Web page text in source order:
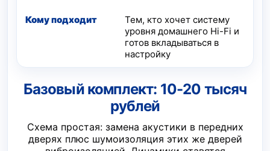
Тем, кто хочет систему
уровня домашнего Hi-Fi и
готов вкладываться в
настройку
Базовый комплект: 10-20 тысяч
рублей
Схема простая: замена акустики в передних
дверях плюс шумоизоляция этих же дверей